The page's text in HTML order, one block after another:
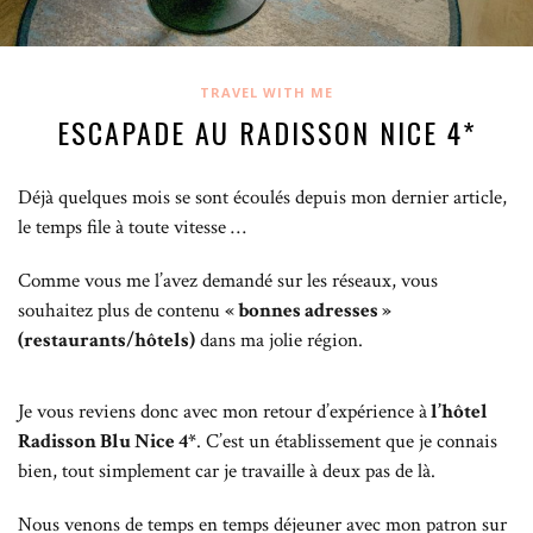
TRAVEL WITH ME
ESCAPADE AU RADISSON NICE 4*
Déjà quelques mois se sont écoulés depuis mon dernier article,
le temps file à toute vitesse …
Comme vous me l’avez demandé sur les réseaux, vous
souhaitez plus de contenu« bonnes adresses »
(restaurants/hôtels)dans ma jolie région.
Je vous reviens donc avec mon retour d’expérience àl’hôtel
Radisson Blu Nice 4*. C’est un établissement que je connais
bien, tout simplement car je travaille à deux pas de là.
Nous venons de temps en temps déjeuner avec mon patron sur